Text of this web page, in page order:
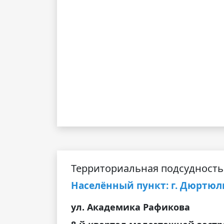
Территориальная подсудность
Населённый пункт: г.
ул. Академика Рафикова